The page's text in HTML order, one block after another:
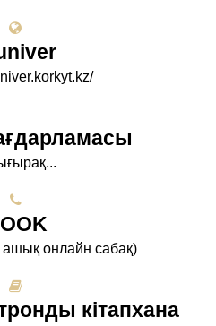
онлайн сабақ)
кітапхана